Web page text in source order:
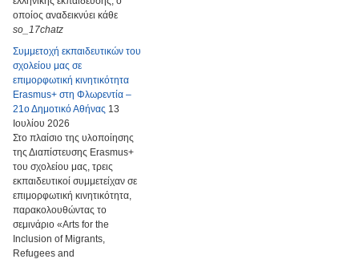
οποίος αναδεικνύει κάθε
so_17chatz
Συμμετοχή εκπαιδευτικών του
σχολείου μας σε
επιμορφωτική κινητικότητα
Erasmus+ στη Φλωρεντία –
21ο Δημοτικό Αθήνας 13
Ιουλίου 2026
Στο πλαίσιο της υλοποίησης
της Διαπίστευσης Erasmus+
του σχολείου μας, τρεις
εκπαιδευτικοί συμμετείχαν σε
επιμορφωτική κινητικότητα,
παρακολουθώντας το
σεμινάριο «Arts for the
Inclusion of Migrants,
Refugees and